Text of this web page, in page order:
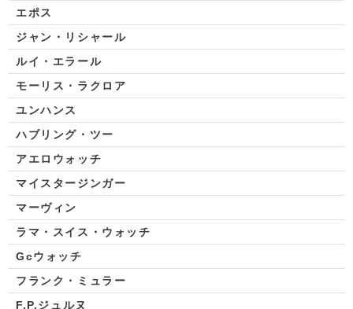
エポス
ジャン・リシャール
ルイ・エラール
モーリス・ラクロア
ユンハンス
ハブリング・ツー
アエロウォッチ
マイスタージンガー
マーヴィン
ラマ・スイス・ウォッチ
Gcウォッチ
フランク・ミュラー
F.P.ジュルヌ